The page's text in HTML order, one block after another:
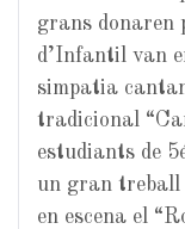
grans donaren
d’Infantil van
simpatia
tradicional
estudiants de
un gran treball
en escena el “